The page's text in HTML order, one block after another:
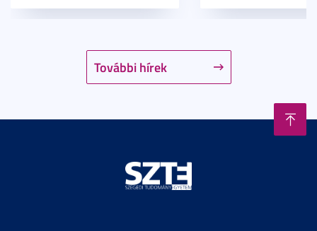
További hírek